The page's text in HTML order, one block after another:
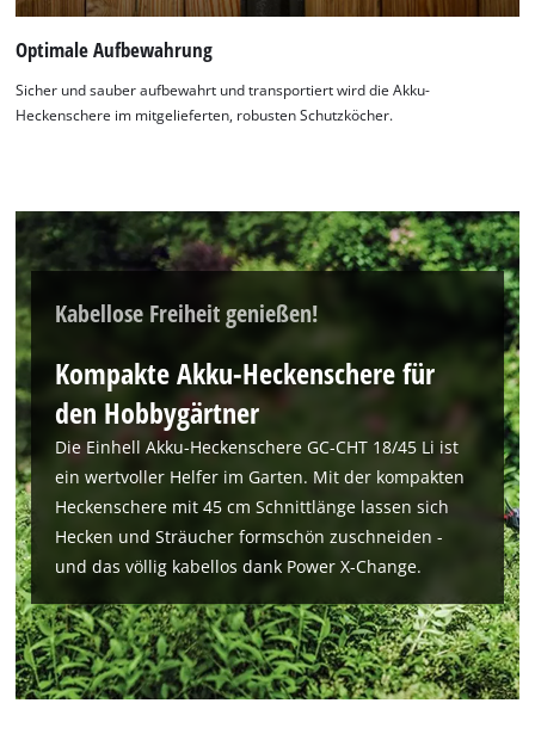
Optimale Aufbewahrung
Sicher und sauber aufbewahrt und transportiert wird die Akku-
Heckenschere im mitgelieferten, robusten Schutzköcher.
Kabellose Freiheit genießen!
Kompakte Akku-Heckenschere für
den Hobbygärtner
Die Einhell Akku-Heckenschere GC-CHT 18/45 Li ist
ein wertvoller Helfer im Garten. Mit der kompakten
Heckenschere mit 45 cm Schnittlänge lassen sich
Hecken und Sträucher formschön zuschneiden -
und das völlig kabellos dank Power X-Change.